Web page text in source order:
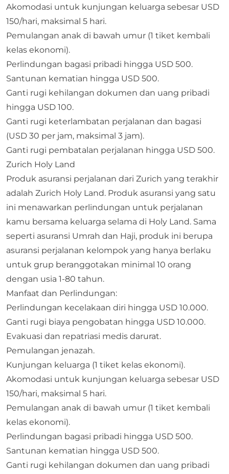
Akomodasi untuk kunjungan keluarga sebesar USD
150/hari, maksimal 5 hari.
Pemulangan anak di bawah umur (1 tiket kembali
kelas ekonomi).
Perlindungan bagasi pribadi hingga USD 500.
Santunan kematian hingga USD 500.
Ganti rugi kehilangan dokumen dan uang pribadi
hingga USD 100.
Ganti rugi keterlambatan perjalanan dan bagasi
(USD 30 per jam, maksimal 3 jam).
Ganti rugi pembatalan perjalanan hingga USD 500.
Zurich Holy Land
Produk asuransi perjalanan dari Zurich yang terakhir
adalah Zurich Holy Land. Produk asuransi yang satu
ini menawarkan perlindungan untuk perjalanan
kamu bersama keluarga selama di Holy Land. Sama
seperti asuransi Umrah dan Haji, produk ini berupa
asuransi perjalanan kelompok yang hanya berlaku
untuk grup beranggotakan minimal 10 orang
dengan usia 1-80 tahun.
Manfaat dan Perlindungan:
Perlindungan kecelakaan diri hingga USD 10.000.
Ganti rugi biaya pengobatan hingga USD 10.000.
Evakuasi dan repatriasi medis darurat.
Pemulangan jenazah.
Kunjungan keluarga (1 tiket kelas ekonomi).
Akomodasi untuk kunjungan keluarga sebesar USD
150/hari, maksimal 5 hari.
Pemulangan anak di bawah umur (1 tiket kembali
kelas ekonomi).
Perlindungan bagasi pribadi hingga USD 500.
Santunan kematian hingga USD 500.
Ganti rugi kehilangan dokumen dan uang pribadi